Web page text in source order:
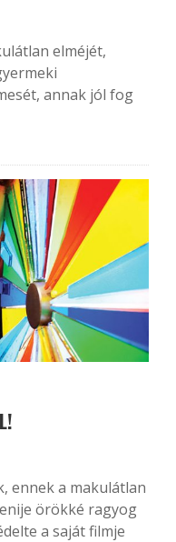
elméjét,
annak jól fog
ennek a makulátlan
örökké ragyog
a saját filmje